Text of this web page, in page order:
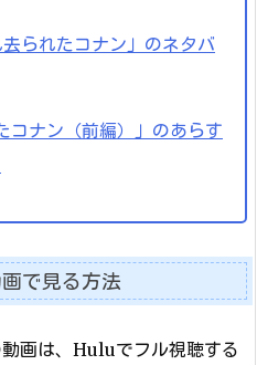
られたコナン」のネタバ
コナン（前編）」のあらす
で見る方法
画は、Huluでフル視聴する